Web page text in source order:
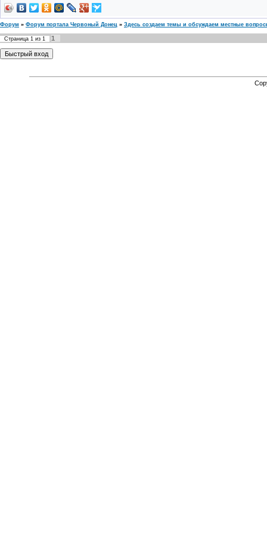
Форум » Форум портала Червоный Донец » Здесь создаем темы и обсуждаем местные
Страница 1 из 1 1